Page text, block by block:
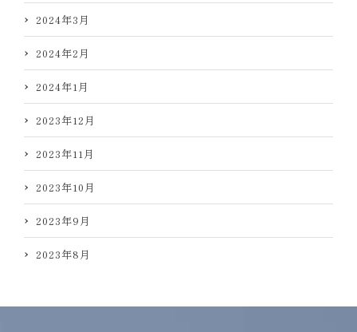
2024年3月
2024年2月
2024年1月
2023年12月
2023年11月
2023年10月
2023年9月
2023年8月